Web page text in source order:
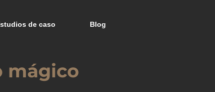
de caso Blog
mágico